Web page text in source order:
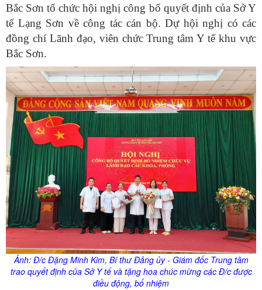
Bắc Sơn tổ chức hội nghị công bố quyết định của Sở Y
tế Lạng Sơn về công tác cán bộ. Dự hội nghị có các
đồng chí Lãnh đạo, viên chức Trung tâm Y tế khu vực
Bắc Sơn.
Ảnh: Đ/cĐặng Minh Kim, Bí thư Đảng ủy- Giám đốc Trung tâm
trao quyết định của Sở Y tế và tặng hoa chúc mừng các Đ/cđược
điều động, bổ nhiệm